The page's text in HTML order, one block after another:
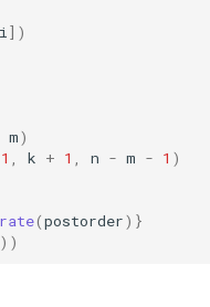
i])
m)
1 , k + 1 , n - m - 1 )
(postorder)}
))